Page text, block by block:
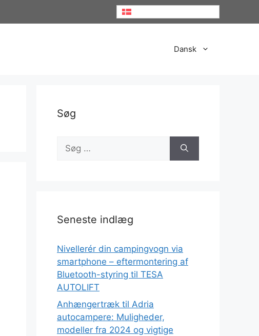
Dansk
Søg
efter:
Seneste indlæg
Nivellerér din campingvogn via
smartphone – eftermontering af
Bluetooth-styring til TESA
AUTOLIFT
Anhængertræk til Adria
autocampere: Muligheder,
modeller fra 2024 og vigtige